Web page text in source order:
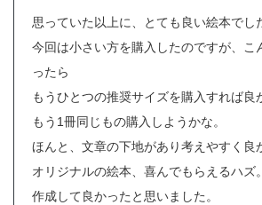
思っていた以上に、とても良い絵本でし
今回は小さい方を購入したのですが、こ
ったら
もうひとつの推奨サイズを購入すれば良
もう1冊同じもの購入しようかな。
ほんと、文章の下地があり考えやすく良
オリジナルの絵本、喜んでもらえるハズ。
作成して良かったと思いました。